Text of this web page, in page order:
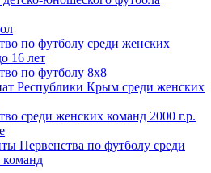
по футболу среди женских
16 лет
по футболу 8х8
Республики Крым среди женских
среди женских команд 2000 г.р.
Первенства по футболу среди